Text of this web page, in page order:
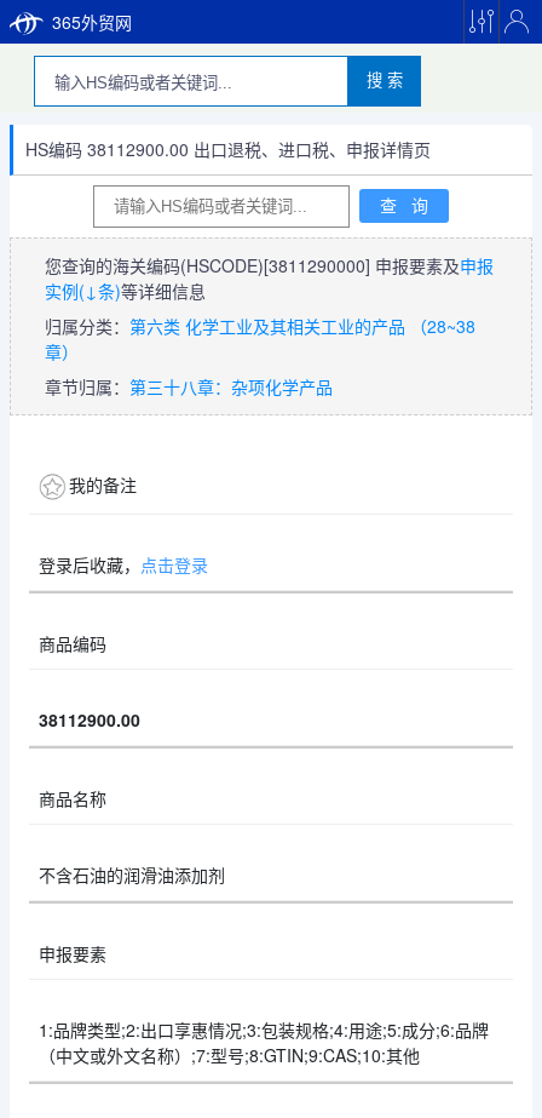
365外贸网
搜 索
HS编码 38112900.00 出口退税、进口税、申报详情页
您查询的海关编码(HSCODE)[3811290000] 申报要素及申报
实例(↓条)等详细信息
归属分类： 第六类 化学工业及其相关工业的产品 （28~38
章）
章节归属： 第三十八章：杂项化学产品
我的备注
登录后收藏， 点击登录
商品编码
38112900.00
商品名称
不含石油的润滑油添加剂
申报要素
1:品牌类型;2:出口享惠情况;3:包装规格;4:用途;5:成分;6:品牌
（中文或外文名称）;7:型号;8:GTIN;9:CAS;10:其他